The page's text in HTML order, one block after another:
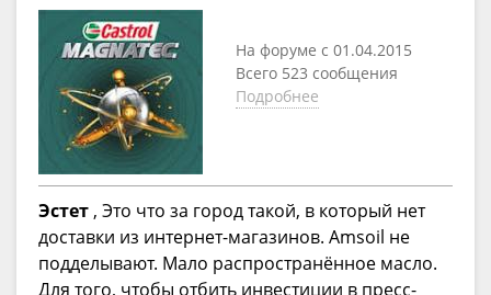
На форуме с 01.04.2015
Всего 523 сообщения
Подробнее
Эстет , Это что за город такой, в который нет
доставки из интернет-магазинов. Amsoil не
подделывают. Мало распространённое масло.
Для того, чтобы отбить инвестиции в пресс-